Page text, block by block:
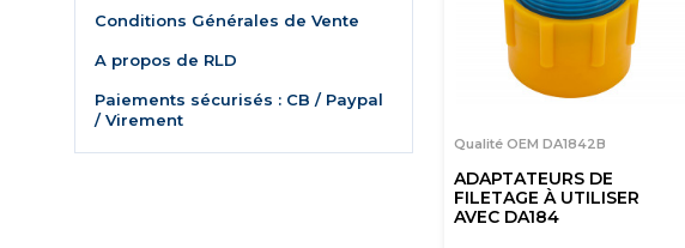
Conditions Générales de Vente
A propos de RLD
Paiements sécurisés : CB / Paypal
/ Virement
Qualité OEM DA1842B
ADAPTATEURS DE
FILETAGE À UTILISER
AVEC DA184